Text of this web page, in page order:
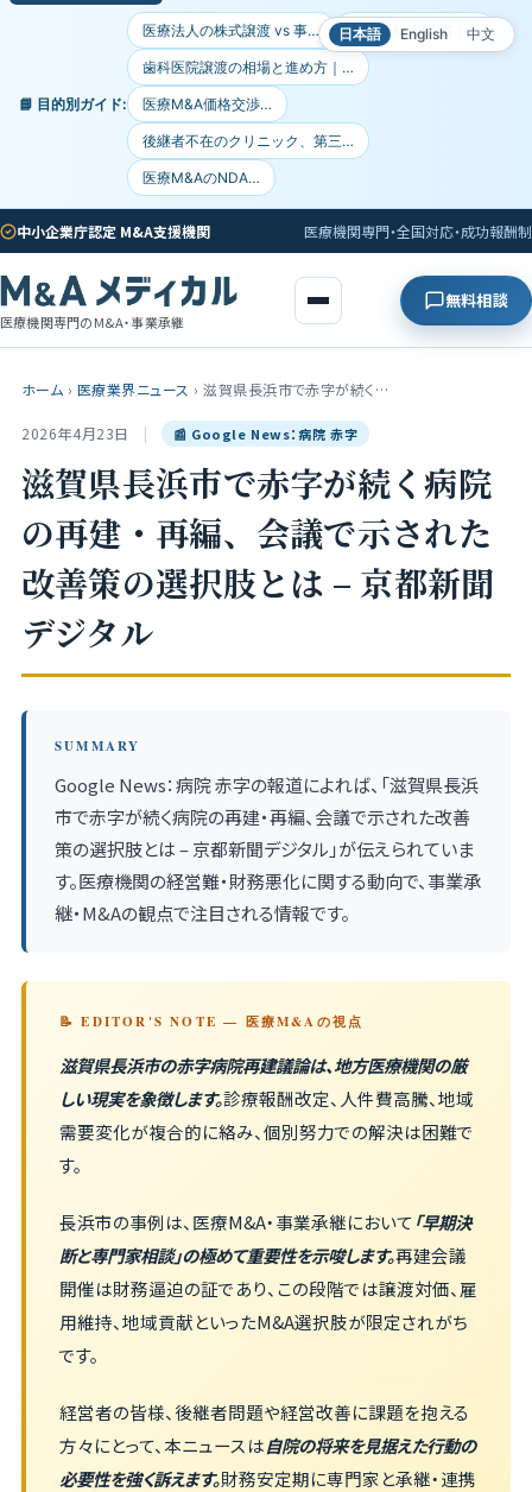
日本語 English 中文
📘 目的別ガイド:
医療法人の株式譲渡 vs 事… 医療M&A契約書｜…
歯科医院譲渡の相場と進め方｜…
医療M&A価格交渉…
後継者不在のクリニック、第三…
医療M&AのNDA…
中小企業庁認定 M&A支援機関 医療機関専門・全国対応・成功報酬制
医療機関専門のM&A・事業承継
無料相談
ホーム › 医療業界ニュース › 滋賀県長浜市で赤字が続く…
2026年4月23日 | 📰 Google News：病院 赤字
滋賀県長浜市で赤字が続く病院
の再建・再編、会議で示された
改善策の選択肢とは – 京都新聞
デジタル
SUMMARY
Google News：病院 赤字の報道によれば、「滋賀県長浜
市で赤字が続く病院の再建・再編、会議で示された改善
策の選択肢とは – 京都新聞デジタル」が伝えられていま
す。医療機関の経営難・財務悪化に関する動向で、事業承
継・M&Aの観点で注目される情報です。
📝 EDITOR'S NOTE — 医療M&Aの視点
滋賀県長浜市の赤字病院再建議論は、地方医療機関の厳
しい現実を象徴します。診療報酬改定、人件費高騰、地域
需要変化が複合的に絡み、個別努力での解決は困難で
す。
長浜市の事例は、医療M&A・事業承継において「早期決
断と専門家相談」の極めて重要性を示唆します。再建会議
開催は財務逼迫の証であり、この段階では譲渡対価、雇
用維持、地域貢献といったM&A選択肢が限定されがち
です。
経営者の皆様、後継者問題や経営改善に課題を抱える
方々にとって、本ニュースは自院の将来を見据えた行動の
必要性を強く訴えます。財務安定期に専門家と承継・連携